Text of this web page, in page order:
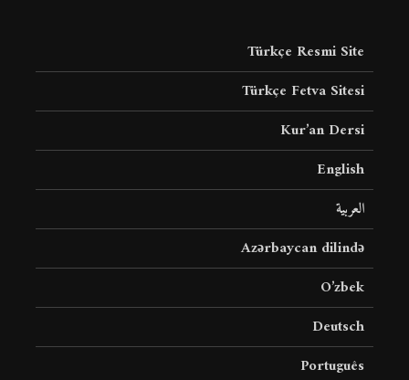
Türkçe Resmi Site
Türkçe Fetva Sitesi
Kur’an Dersi
English
العربية
Azərbaycan dilində
O’zbek
Deutsch
Português